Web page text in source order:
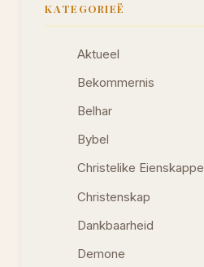
KATEGORIEË
Aktueel
Bekommernis
Belhar
Bybel
Christelike Eienskappe
Christenskap
Dankbaarheid
Demone